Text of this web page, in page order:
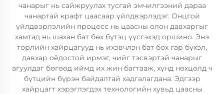
чанарыг нь сайжруулах тусгай эмчилгээний дараа
чанартай крафт цаасаар үйлдвэрлэдэг. Онцгой
үйлдвэрлэлийн процесс нь цаасны олон давхаргыг
хамтад нь шахан бат бөх бүтэц үүсгэхэд оршино. Энэ
төрлийн хайрцагууд нь ихэвчлэн бат бөх гар бүхэл,
давхар оёдостой ирмэг, чийг тэсвэртэй чанарыг
агуулдаг бөгөөд иймд их жин багтааж, хүнд нөхцөлд ч
бүтцийн бүрэн байдалтай хадгалагдана. Эдгээр
хайрцагт хэрэглэгдэх технологийн хувьд цаасны